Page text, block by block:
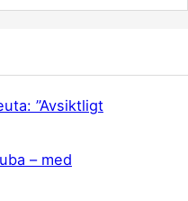
”Avsiktligt
– med